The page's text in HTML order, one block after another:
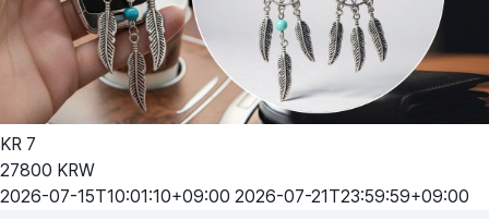
KR 7
27800 KRW
2026-07-15T10:01:10+09:00 2026-07-21T23:59:59+09:00